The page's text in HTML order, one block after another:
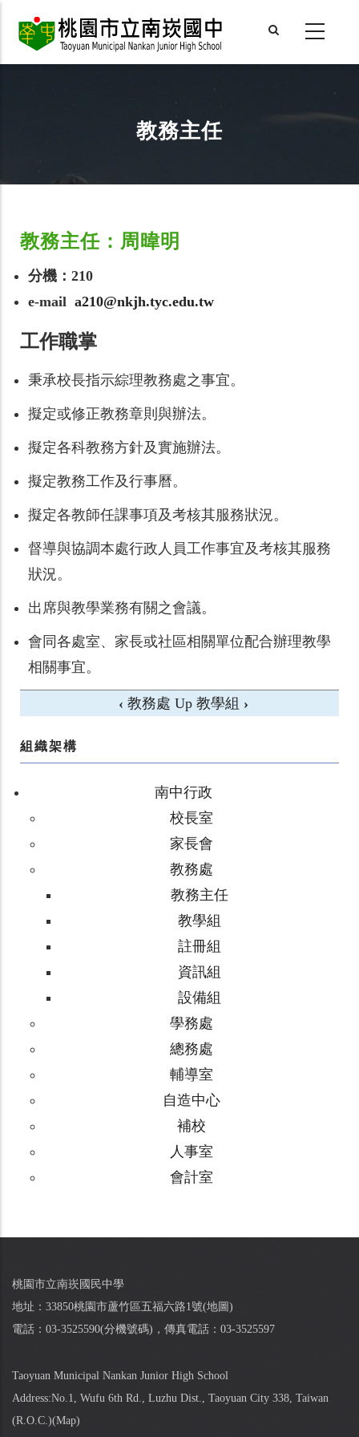
教務主任
教務主任：周暐明
分機：210
e-mail a210@nkjh.tyc.edu.tw
工作職掌
秉承校長指示綜理教務處之事宜。
擬定或修正教務章則與辦法。
擬定各科教務方針及實施辦法。
擬定教務工作及行事曆。
擬定各教師任課事項及考核其服務狀況。
督導與協調本處行政人員工作事宜及考核其服務
狀況。
出席與教學業務有關之會議。
會同各處室、家長或社區相關單位配合辦理教學
相關事宜。
‹ 教務處 Up 教學組 ›
組織架構
南中行政
校長室
家長會
教務處
教務主任
教學組
註冊組
資訊組
設備組
學務處
總務處
輔導室
自造中心
補校
人事室
會計室
桃園市立南崁國民中學
地址：33850桃園市蘆竹區五福六路1號(地圖)
電話：03-3525590(分機號碼)，傳真電話：03-3525597
Taoyuan Municipal Nankan Junior High School
Address:No.1, Wufu 6th Rd., Luzhu Dist., Taoyuan City 338, Taiwan
(R.O.C.)(Map)